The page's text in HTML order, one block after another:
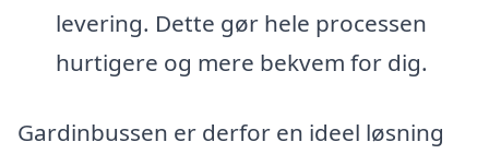
levering. Dette gør hele processen
hurtigere og mere bekvem for dig.
Gardinbussen er derfor en ideel løsning